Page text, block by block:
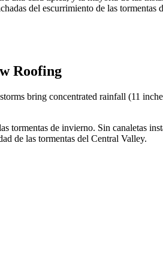
del escurrimiento de las
Roofing
bring concentrated rainfall (11
tormentas de invierno. Sin canaletas
de las tormentas del Central Valley.